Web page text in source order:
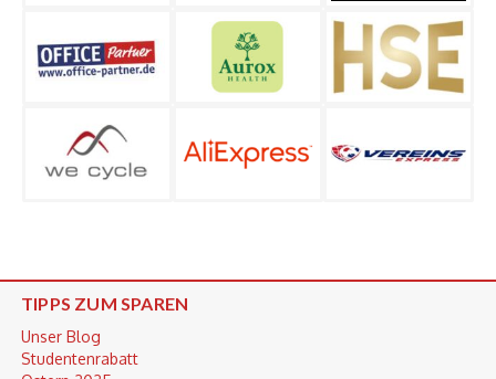
TIPPS ZUM SPAREN
Unser Blog
Studentenrabatt